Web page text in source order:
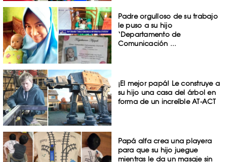
Padre orgulloso de su trabajo
le puso a su hijo
‘Departamento de
Comunicación ...
¡El mejor papá! Le construye a
su hijo una casa del árbol en
forma de un increíble AT-ACT
Papá alfa crea una playera
para que su hijo juegue
mientras le da un masaje sin